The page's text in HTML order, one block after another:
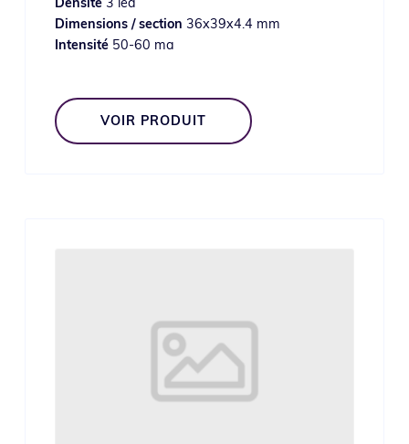
Dimensions / section 36x39x4.4 mm
Intensité50-60 ma
VOIR PRODUIT